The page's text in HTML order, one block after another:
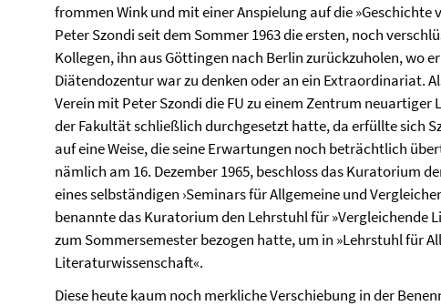
frommen Wink und mit einer Anspielung auf die
Peter Szondi seit dem Sommer 1963 die ersten, noch
Kollegen, ihn aus Göttingen nach Berlin zurückzuholen, wo
Diätendozentur war zu denken oder an ein Extraordinariat.
Verein mit Peter Szondi die FU zu einem Zentrum
der Fakultät schließlich durchgesetzt hatte, da erfüllte sich
auf eine Weise, die seine Erwartungen noch beträchtlich
nämlich am 16. Dezember 1965, beschloss das Kuratorium
eines selbständigen ›Seminars für Allgemeine und
benannte das Kuratorium den Lehrstuhl für »Vergleichende
zum Sommersemester bezogen hatte, um in »Lehrstuhl für
Literaturwissenschaft«.
Diese heute kaum noch merkliche Verschiebung in der